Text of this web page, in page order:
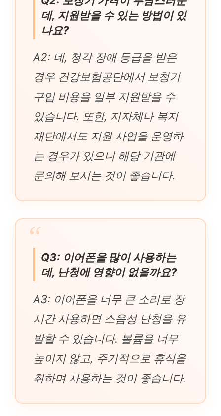
데, 지원받을 수 있는 방법이 있
나요?
A2: 네, 청각 장애 등급을 받은
경우 건강보험공단에서 보청기
구입 비용을 일부 지원받을 수
있습니다. 또한, 지자체나 복지
재단에서도 지원 사업을 운영하
는 경우가 있으니 해당 기관에
문의해 보시는 것이 좋습니다.
Q3: 이어폰을 많이 사용하는
데, 난청에 영향이 없을까요?
A3: 이어폰을 너무 큰 소리로 장
시간 사용하면 소음성 난청을 유
발할 수 있습니다. 볼륨을 너무
높이지 않고, 주기적으로 휴식을
취하며 사용하는 것이 좋습니다.